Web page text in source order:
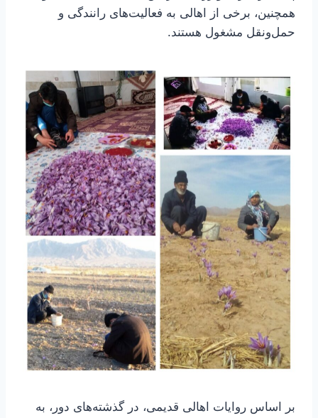
همچنین، برخی از اهالی به فعالیت‌های رانندگی و
حمل‌ونقل مشغول هستند.
بر اساس روایات اهالی قدیمی، در گذشته‌های دور، به